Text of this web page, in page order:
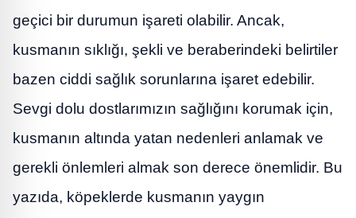
geçici bir durumun işareti olabilir. Ancak,
kusmanın sıklığı, şekli ve beraberindeki belirtiler
bazen ciddi sağlık sorunlarına işaret edebilir.
Sevgi dolu dostlarımızın sağlığını korumak için,
kusmanın altında yatan nedenleri anlamak ve
gerekli önlemleri almak son derece önemlidir. Bu
yazıda, köpeklerde kusmanın yaygın